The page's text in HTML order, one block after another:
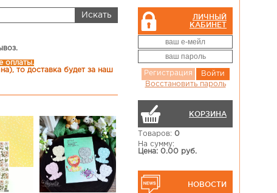
ЛИЧНЫЙ
КАБИНЕТ
Регистрация
Войти
Восстановить пароль
КОРЗИНА
Товаров: 0
На сумму:
Цена: 0.00 руб.
НОВОСТИ
оплаты.
то доставка будет за наш